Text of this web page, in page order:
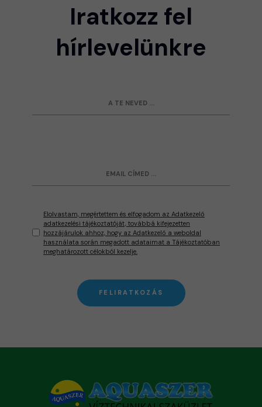
Iratkozz fel
hírlevelünkre
Elolvastam, megértettem és elfogadom az Adatkezelő
adatkezelési tájékoztatóját, továbbá kifejezetten
hozzájárulok ahhoz, hogy az Adatkezelő a weboldal
használata során megadott adataimat a Tájékoztatóban
meghatározott célokból kezelje.
FELIRATKOZÁS